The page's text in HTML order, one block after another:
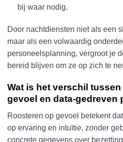
bij waar nodig.
Door nachtdiensten niet als een
maar als een volwaardig
personeelsplanning, vergroot je
bereid blijven om ze op zich te
Wat is het verschil
gevoel en data-gedreven
Roosteren op gevoel betekent
op ervaring en intuïtie, zonder
concrete gegevens over